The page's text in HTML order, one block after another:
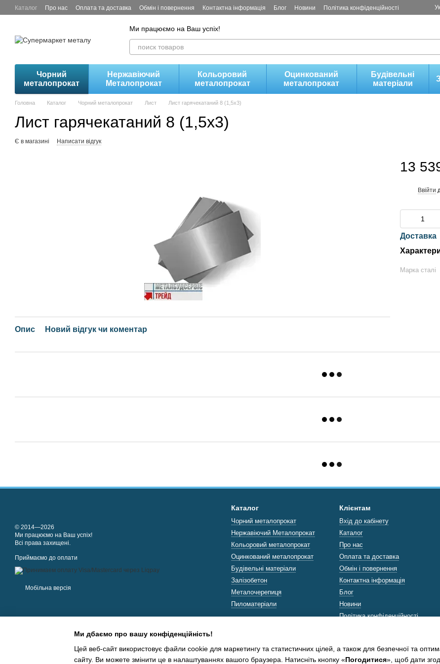
Перейти до основного контенту
Каталог Про нас Оплата та доставка Обмін і повернення Контактна інформація Блог Новини Політика конфіденційності
Ми працюємо на Ваш успіх!
Чорний
металопрокат
Нержавіючий
Металопрокат
Кольоровий
металопрокат
Оцинкований
металопрокат
Будівельні
матеріали
Головна Каталог Чорний металопрокат Лист Лист гарячекатаний 8 (1,5х3)
Лист гарячекатаний 8 (1,5х3)
Є в магазині Написати відгук
Опис Новий відгук чи коментар
13
Ввійти
Доставка
Марка сталі
© 2014—2026
Ми працюємо на Ваш успіх!
Всі права захищені.
Приймаємо до оплати
Мобільна версія
Каталог
Чорний металопрокат
Нержавіючий Металопрокат
Кольоровий металопрокат
Оцинкований металопрокат
Будівельні матеріали
Залізобетон
Металочерепиця
Пиломатеріали
Клієнтам
Вхід до кабінету
Каталог
Про нас
Оплата та доставка
Обмін і повернення
Контактна інформація
Блог
Новини
Політика конфіденційності
Ми дбаємо про вашу конфіденційність!
Цей веб-сайт використовує файли cookie для маркетингу та статистичних цілей, а також для безпечної та
сайту. Ви можете змінити це в налаштуваннях вашого браузера. Натисніть кнопку «Погодитися», щоб дати